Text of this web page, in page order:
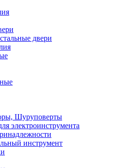
двери
Шуруповерты
электроинструмента
инструмент